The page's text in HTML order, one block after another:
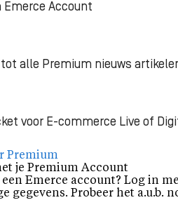
Emerce Account
tot alle Premium nieuws
voor E-commerce Live of
Premium
je Premium Account
een Emerce account? Log in
gegevens. Probeer het a.u.b.